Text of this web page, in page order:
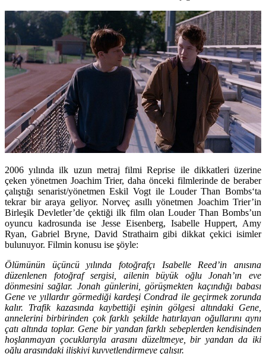
2006 yılında ilk uzun metraj filmiReprise ile dikkatleri üzerine
çeken yönetmen Joachim Trier, daha önceki filmlerinde de beraber
çalıştığı senarist/yönetmenEskil Vogt ile Louder Than Bombs‘ta
tekrar bir araya geliyor. Norveç asıllı yönetmen Joachim Trier’in
Birleşik Devletler’de çektiği ilk film olan Louder Than Bombs’un
oyuncu kadrosunda iseJesse Eisenberg, Isabelle Huppert, Amy
Ryan, Gabriel Bryne, David Strathairn gibi dikkat çekici isimler
bulunuyor. Filmin konusu ise şöyle:
Ölümünün üçüncü yılında fotoğrafçı Isabelle Reed’in anısına
düzenlenen fotoğraf sergisi, ailenin büyük oğlu Jonah’ın eve
dönmesini sağlar. Jonah günlerini, görüşmekten kaçındığı babası
Gene ve yıllardır görmediği kardeşi Condrad ile geçirmek zorunda
kalır. Trafik kazasında kaybettiği eşinin gölgesi altındaki Gene,
annelerini birbirinden çok farklı şekilde hatırlayan oğullarını aynı
çatı altında toplar. Gene bir yandan farklı sebeplerden kendisinden
hoşlanmayan çocuklarıyla arasını düzeltmeye, bir yandan da iki
oğlu arasındaki ilişkiyi kuvvetlendirmeye çalışır.